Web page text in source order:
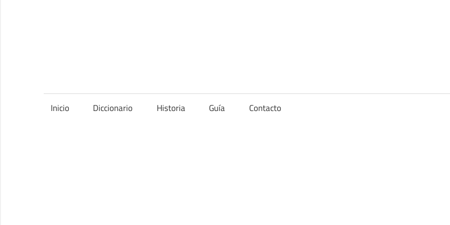
Inicio Diccionario Historia Guía Contacto